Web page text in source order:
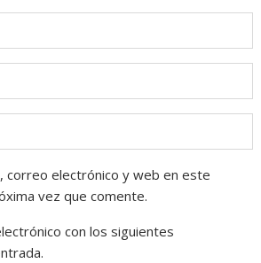
correo electrónico y web en este
vez que comente.
con los siguientes